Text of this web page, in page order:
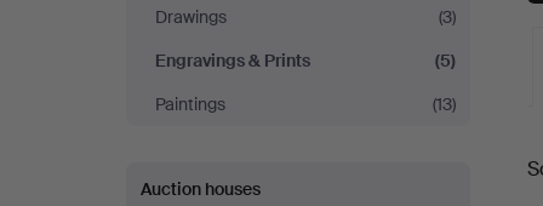
at
Woxholt
Auktioner
Drawings
(3)
Engravings & Prints
(5)
Paintings
(13)
Auction houses